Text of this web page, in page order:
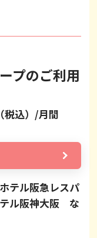
プのご利用
税込）/月間
テル阪急レスパ
ル阪神大阪 な